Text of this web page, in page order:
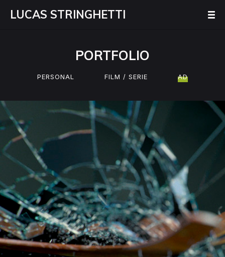
LUCAS STRINGHETTI
PORTFOLIO
PERSONAL FILM / SERIE AD